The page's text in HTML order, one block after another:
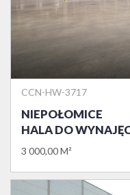
CCN-HW-3717
NIEPOŁOMICE
HALA DO
3 000,00 M²